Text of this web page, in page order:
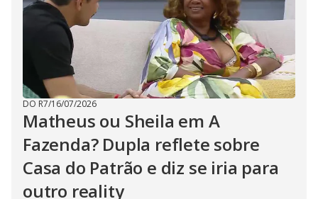
DO R7/16/07/2026
Matheus ou Sheila em A
Fazenda? Dupla reflete sobre
Casa do Patrão e diz se iria para
outro reality